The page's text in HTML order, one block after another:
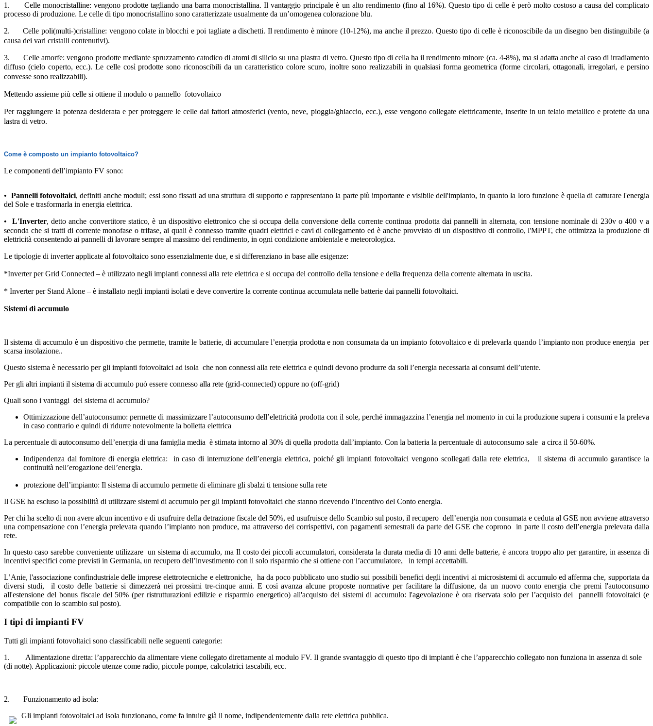
1. Celle monocristalline: vengono prodotte tagliando una barra monocristallina. Il vantaggio principale è un alto rendimento (fino al 16%). Questo tipo di celle è però molto costoso a causa del complicato
processo di produzione. Le celle di tipo monocristallino sono caratterizzate usualmente da un’omogenea colorazione blu.
2. Celle poli(multi-)cristalline: vengono colate in blocchi e poi tagliate a dischetti. Il rendimento è minore (10-12%), ma anche il prezzo. Questo tipo di celle è riconoscibile da un disegno ben distinguibile (a
causa dei vari cristalli contenutivi).
3. Celle amorfe: vengono prodotte mediante spruzzamento catodico di atomi di silicio su una piastra di vetro. Questo tipo di cella ha il rendimento minore (ca. 4-8%), ma si adatta anche al caso di irradiamento
diffuso (cielo coperto, ecc.). Le celle così prodotte sono riconoscibili da un caratteristico colore scuro, inoltre sono realizzabili in qualsiasi forma geometrica (forme circolari, ottagonali, irregolari, e persino
convesse sono realizzabili).
Mettendo assieme più celle si ottiene il modulo o pannello fotovoltaico
Per raggiungere la potenza desiderata e per proteggere le celle dai fattori atmosferici (vento, neve, pioggia/ghiaccio, ecc.), esse vengono collegate elettricamente, inserite in un telaio metallico e protette dauna
lastra di vetro.
Come è composto un impianto fotovoltaico?
Le componenti dell’impianto FV sono:
• Pannelli fotovoltaici, definiti anche moduli; essi sono fissati ad una struttura di supporto e rappresentano la parte più importante e visibile dell'impianto, in quanto la loro funzione è quella di catturare l'energia
del Sole e trasformarla in energia elettrica.
• L'Inverter, detto anche convertitore statico, è un dispositivo elettronico che si occupa della conversione della corrente continua prodotta dai pannelli in alternata, con tensione nominale di 230v o 400 v a
seconda che si tratti di corrente monofase o trifase, ai quali è connesso tramite quadri elettrici e cavi di collegamento ed è anche provvisto di un dispositivo di controllo, l'MPPT, che ottimizza la produzione di
elettricità consentendo ai pannelli di lavorare sempre al massimo del rendimento, in ogni condizione ambientale e meteorologica.
Le tipologie di inverter applicate al fotovoltaico sono essenzialmente due, e si differenziano in base alle esigenze:
*Inverter per Grid Connected – è utilizzato negli impianti connessi alla rete elettrica e si occupa del controllo della tensione e della frequenza della corrente alternata in uscita.
* Inverter per Stand Alone – è installato negli impianti isolati e deve convertire la corrente continua accumulata nelle batterie dai pannelli fotovoltaici.
Sistemi di accumulo
Il sistema di accumulo è un dispositivo che permette, tramite le batterie, di accumulare l’energia prodotta e non consumata da un impianto fotovoltaico e di prelevarla quando l’impianto non produce energia per
scarsa insolazione..
Questo sistema è necessario per gli impianti fotovoltaici ad isola che non connessi alla rete elettrica e quindi devono produrre da soli l’energia necessaria ai consumi dell’utente.
Per gli altri impianti il sistema di accumulo può essere connesso alla rete (grid-connected) oppure no (off-grid)
Quali sono i vantaggi del sistema di accumulo?
Ottimizzazione dell’autoconsumo: permette di massimizzare l’autoconsumo dell’elettricità prodotta con il sole, perché immagazzina l’energia nel momento in cui la produzione supera i consumi e la preleva
in caso contrario e quindi di ridurre notevolmente la bolletta elettrica
La percentuale di autoconsumo dell’energia di una famiglia media è stimata intorno al 30% di quella prodotta dall’impianto. Con la batteria la percentuale di autoconsumo sale a circa il 50-60%.
Indipendenza dal fornitore di energia elettrica: in caso di interruzione dell’energia elettrica, poiché gli impianti fotovoltaici vengono scollegati dalla rete elettrica, il sistema di accumulo garantisce la
continuità nell’erogazione dell’energia.
protezione dell’impianto: Il sistema di accumulo permette di eliminare gli sbalzi ti tensione sulla rete
Il GSE ha escluso la possibilità di utilizzare sistemi di accumulo per gli impianti fotovoltaici che stanno ricevendo l’incentivo del Conto energia.
Per chi ha scelto di non avere alcun incentivo e di usufruire della detrazione fiscale del 50%, ed usufruisce dello Scambio sul posto, il recupero dell’energia non consumata e ceduta al GSE non avviene attraverso
una compensazione con l’energia prelevata quando l’impianto non produce, ma attraverso dei corrispettivi, con pagamenti semestrali da parte del GSE che coprono in parte il costo dell’energia prelevata dalla
rete.
In questo caso sarebbe conveniente utilizzare un sistema di accumulo, ma Il costo dei piccoli accumulatori, considerata la durata media di 10 anni delle batterie, è ancora troppo alto per garantire, in assenza di
incentivi specifici come previsti in Germania, un recupero dell’investimento con il solo risparmio che si ottiene con l’accumulatore, in tempi accettabili.
L’Anie, l'associazione confindustriale delle imprese elettrotecniche e elettroniche, ha da poco pubblicato uno studio sui possibili benefici degli incentivi ai microsistemi di accumulo ed afferma che, supportata da
diversi studi, il costo delle batterie si dimezzerà nei prossimi tre-cinque anni. E così avanza alcune proposte normative per facilitare la diffusione, da un nuovo conto energia che premi l'autoconsumo
all'estensione del bonus fiscale del 50% (per ristrutturazioni edilizie e risparmio energetico) all'acquisto dei sistemi di accumulo: l'agevolazione è ora riservata solo per l’acquisto dei pannelli fotovoltaici (e
compatibile con lo scambio sul posto).
I tipi di impianti FV
Tutti gli impianti fotovoltaici sono classificabili nelle seguenti categorie:
1. Alimentazione diretta: l’apparecchio da alimentare viene collegato direttamente al modulo FV. Il grande svantaggio di questo tipo di impianti è che l’apparecchio collegato non funziona in assenza di sole
(di notte). Applicazioni: piccole utenze come radio, piccole pompe, calcolatrici tascabili, ecc.
2. Funzionamento ad isola:
Gli impianti fotovoltaici ad isola funzionano, come fa intuire già il nome, indipendentemente dalla rete elettrica pubblica.